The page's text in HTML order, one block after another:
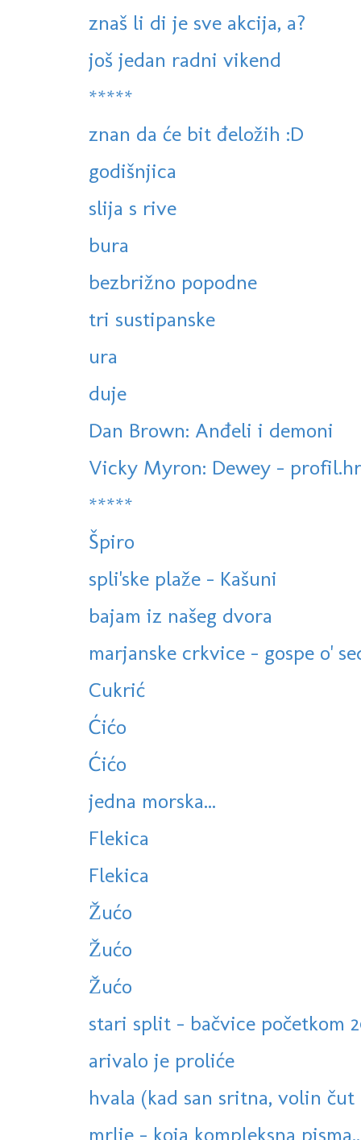
znaš li di je sve akcija, a?
još jedan radni vikend
*****
znan da će bit đeložih :D
godišnjica
slija s rive
bura
bezbrižno popodne
tri sustipanske
ura
duje
Dan Brown: Anđeli i demoni
Vicky Myron: Dewey - profil.hr
*****
Špiro
spli'ske plaže - Kašuni
bajam iz našeg dvora
marjanske crkvice - gospe o'
Cukrić
Ćićo
Ćićo
jedna morska...
Flekica
Flekica
Žućo
Žućo
Žućo
stari split - bačvice početkom
arivalo je proliće
hvala (kad san sritna, volin
mrlje - koja kompleksna